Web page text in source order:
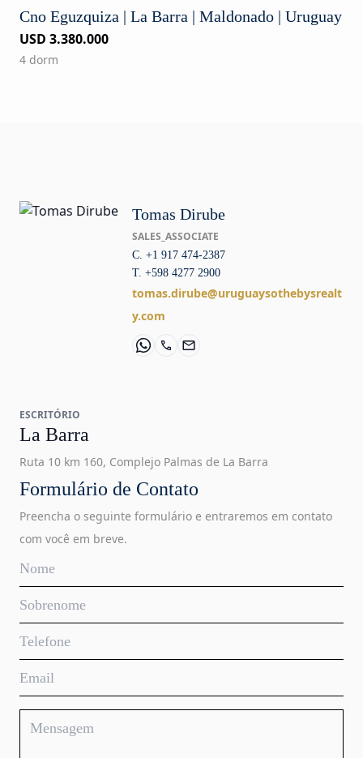
Cno Eguzquiza | La Barra | Maldonado | Uruguay
USD 3.380.000
4 dorm
Tomas Dirube
SALES_ASSOCIATE
C. +1 917 474-2387
T. +598 4277 2900
tomas.dirube@uruguaysothebysrealt
y.com
ESCRITÓRIO
La Barra
Ruta 10 km 160, Complejo Palmas de La Barra
Formulário de Contato
Preencha o seguinte formulário e entraremos em contato
com você em breve.